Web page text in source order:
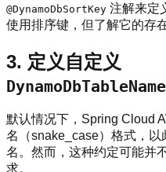
@DynamoDbSortKey 注解来定
使用排序键，但了解它的存
3. 定义自定义
默认情况下，Spring Cloud
名（snake_case）格式，
名。然而，这种约定可能并
求。